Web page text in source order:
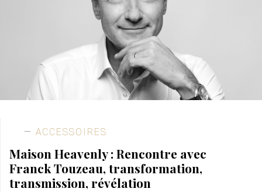
ACCESSOIRES
Maison Heavenly : Rencontre avec
Franck Touzeau, transformation,
transmission, révélation